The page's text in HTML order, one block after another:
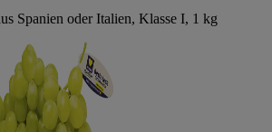
Spanien oder Italien, Klasse I, 1 kg